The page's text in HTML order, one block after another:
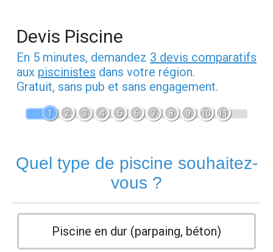
Devis Piscine
En 5 minutes, demandez 3 devis comparatifs
aux piscinistes dans votre région.
Gratuit, sans pub et sans engagement.
1 2 3 4 5 6 7 8 9 10 11
Quel type de piscine souhaitez-
vous ?
Piscine en dur (parpaing, béton)